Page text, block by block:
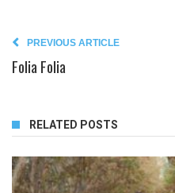
PREVIOUS ARTICLE
Folia Folia
RELATED POSTS